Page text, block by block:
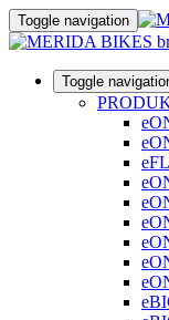
Toggle navigation
Toggle